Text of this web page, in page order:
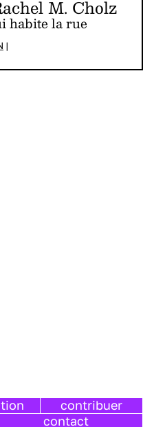
M. Cholz
habite la rue
|
contribuer
contact